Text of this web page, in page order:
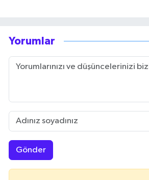
Yorumlar
Gönder